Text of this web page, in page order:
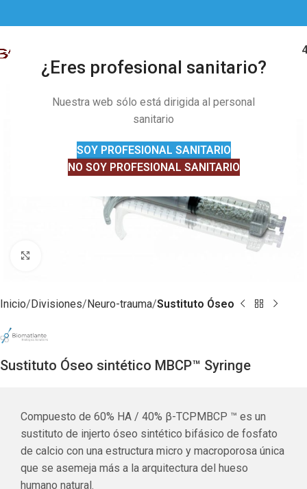
¿Eres profesional sanitario?
Nuestra web sólo está dirigida al personal
sanitario
SOY PROFESIONAL SANITARIO
NO SOY PROFESIONAL SANITARIO
91 328 01
Inicio Divisiones Neuro-trauma Sustituto Óseo
Sustituto Óseo sintético MBCP™ Syringe
Compuesto de 60% HA / 40% β-TCPMBCP ™ es un
sustituto de injerto óseo sintético bifásico de fosfato
de calcio con una estructura micro y macroporosa única
que se asemeja más a la arquitectura del hueso
humano natural.